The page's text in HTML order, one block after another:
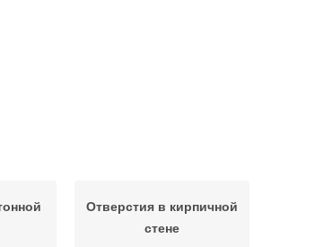
Отверстия в кирпичной
стене